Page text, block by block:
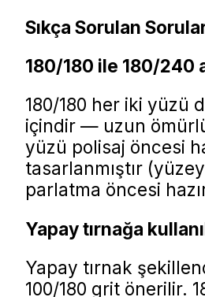
Sıkça Sorulan
180/180 ile 180/240
180/180 her iki yüzü
içindir — uzun
yüzü polisaj öncesi
tasarlanmıştır
parlatma öncesi
Yapay tırnağa
Yapay tırnak
100/180 grit önerilir.